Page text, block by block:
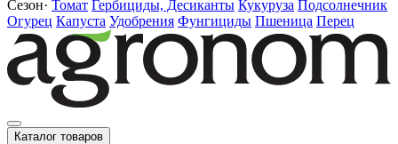
Сезон· Томат Гербициды, Десиканты Кукуруза Подсолнечник
Огурец Капуста Удобрения Фунгициды Пшеница Перец
Каталог товаров